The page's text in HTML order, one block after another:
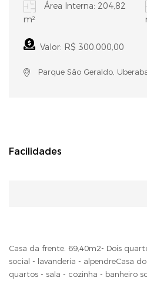
Área Interna: 204,82
m²
Valor: R$ 300.000,00
Parque São Geraldo,
Facilidades
Casa da frente. 69,40m2- Dois
social - lavanderia - alpendreCasa
quartos - sala - cozinha - banheiro